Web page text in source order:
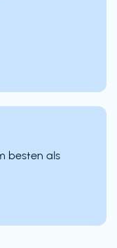
besten als